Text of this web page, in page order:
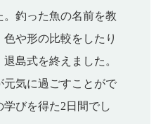
釣った魚の名前を教
や形の比較をしたり
島式を終えました。
気に過ごすことがで
学びを得た2 日間でし